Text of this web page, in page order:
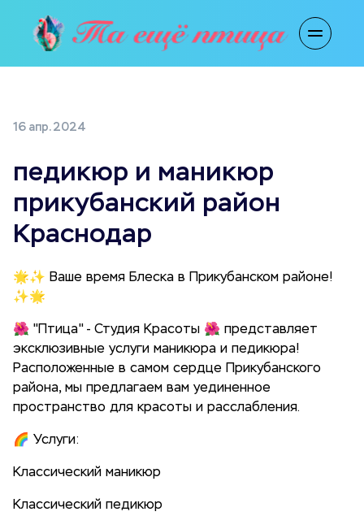
16 апр. 2024
педикюр и маникюр
прикубанский район
Краснодар
🌟✨ Ваше время Блеска в Прикубанском районе!
✨🌟
🌺 "Птица" - Студия Красоты 🌺 представляет
эксклюзивные услуги маникюра и педикюра!
Расположенные в самом сердце Прикубанского
района, мы предлагаем вам уединенное
пространство для красоты и расслабления.
🌈 Услуги:
Классический маникюр
Классический педикюр